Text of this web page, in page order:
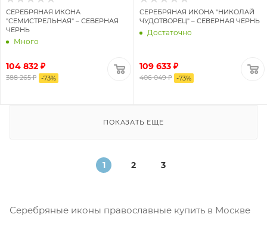
СЕРЕБРЯНАЯ ИКОНА
"СЕМИСТРЕЛЬНАЯ" – СЕВЕРНАЯ
ЧЕРНЬ
Много
104 832 ₽
388 265 ₽ -73%
СЕРЕБРЯНАЯ ИКОНА "НИКОЛАЙ
ЧУДОТВОРЕЦ" – СЕВЕРНАЯ ЧЕРНЬ
Достаточно
109 633 ₽
406 049 ₽ -73%
ПОКАЗАТЬ ЕЩЕ
1 2 3
Серебряные иконы православные купить в Москве